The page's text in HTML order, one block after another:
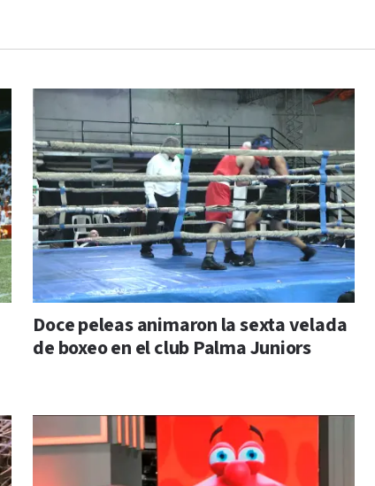
Doce peleas animaron la sexta velada
de boxeo en el club Palma Juniors